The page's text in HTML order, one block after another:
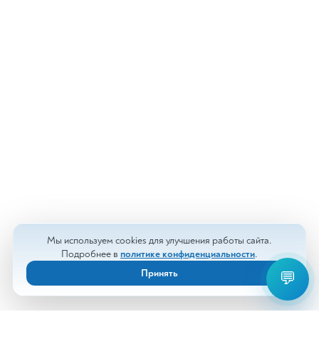
Мы используем cookies для улучшения работы сайта.
Подробнее в политике конфиденциальности.
Принять
💬